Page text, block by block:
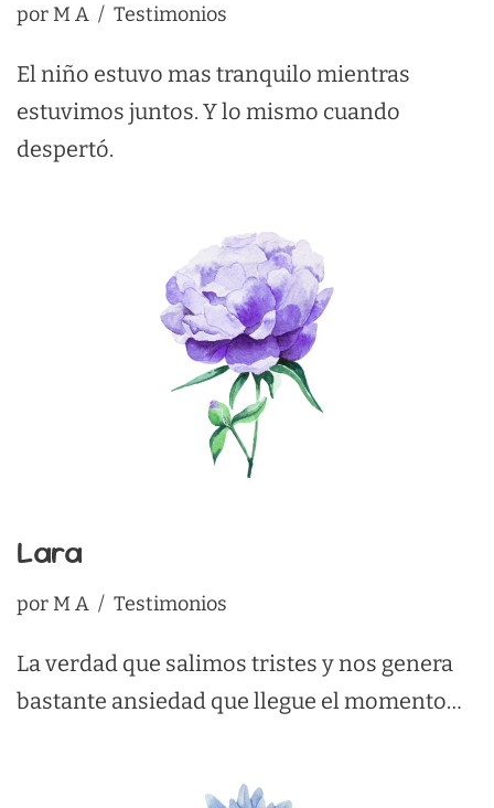
por M A Testimonios
El niño estuvo mas tranquilo mientras
estuvimos juntos. Y lo mismo cuando
despertó.
Lara
por M A Testimonios
La verdad que salimos tristes y nos genera
bastante ansiedad que llegue el momento…